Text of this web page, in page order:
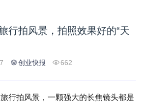
行拍风景，拍照效果好的“天
创业快报 662
行拍风景，一颗强大的长焦镜头都是